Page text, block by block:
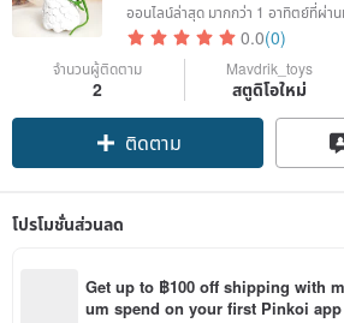
ออนไลน์ล่าสุด มากกว่า 1 อาทิตย์ที่ผ่าน
0.0(0)
จำนวนผู้ติดตาม
2
Mavdrik_toys
สตูดิโอใหม่
ติดตาม
โปรโมชั่นส่วนลด
Get up to ฿100 off shipping with
um spend on your first Pinkoi app